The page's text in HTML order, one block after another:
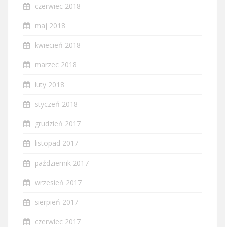
czerwiec 2018
maj 2018
kwiecień 2018
marzec 2018
luty 2018
styczeń 2018
grudzień 2017
listopad 2017
październik 2017
wrzesień 2017
sierpień 2017
czerwiec 2017